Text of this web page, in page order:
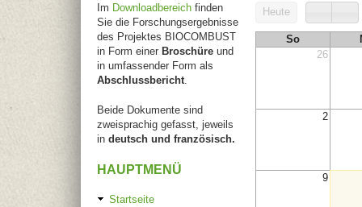
Heute
So
26
2
9
Im Downloadbereich finden
Sie die Forschungsergebnisse
des Projektes BIOCOMBUST
in Form einer Broschüre und
in umfassender Form als
Abschlussbericht
Beide Dokumente sind
zweisprachig gefasst, jeweils
in deutsch und französisch.
HAUPTMENÜ
Startseite